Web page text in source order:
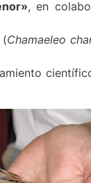
, en
(Chamaeleo